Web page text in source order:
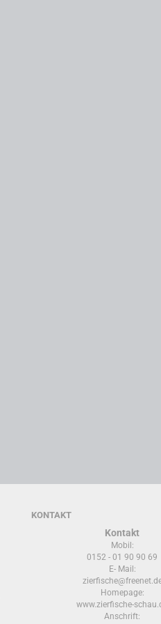
KONTAKT
Kontakt
Mobil:
0152 - 01 90 90 69
E- Mail:
Homepage:
www.zierfische-
Anschrift: